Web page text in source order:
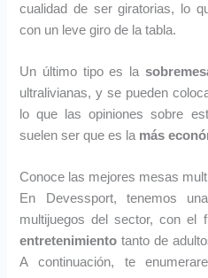
cualidad de ser giratorias, lo
con un leve giro de la tabla.
Un último tipo es la
ultralivianas, y se pueden
lo que las opiniones sobre
suelen ser que es la más
Conoce las mejores mesas
En Devessport, tenemos
multijuegos del sector, con el
entretenimiento tanto de
A continuación, te